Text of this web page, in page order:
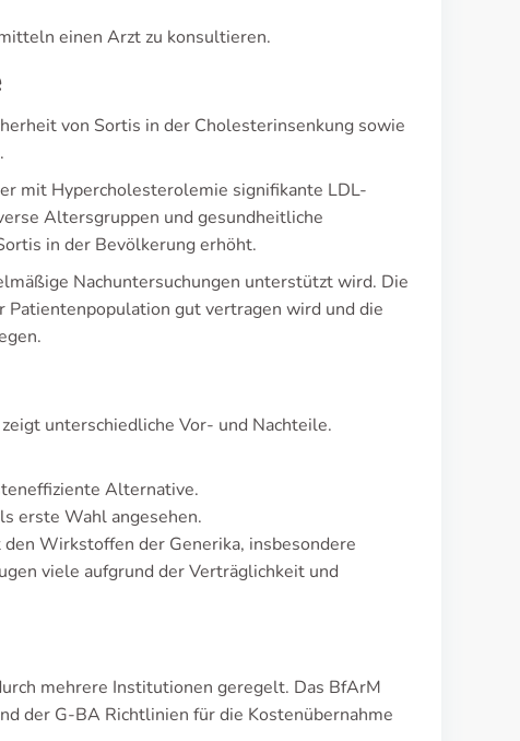
einen Arzt zu konsultieren.
von Sortis in der Cholesterinsenkung sowie
mit Hypercholesterolemie signifikante LDL-
Altersgruppen und gesundheitliche
in der Bevölkerung erhöht.
Nachuntersuchungen unterstützt wird. Die
gut vertragen wird und die
unterschiedliche Vor- und Nachteile.
Alternative.
erste Wahl angesehen.
Wirkstoffen der Generika, insbesondere
viele aufgrund der Verträglichkeit und
mehrere Institutionen geregelt. Das BfArM
der G-BA Richtlinien für die Kostenübernahme